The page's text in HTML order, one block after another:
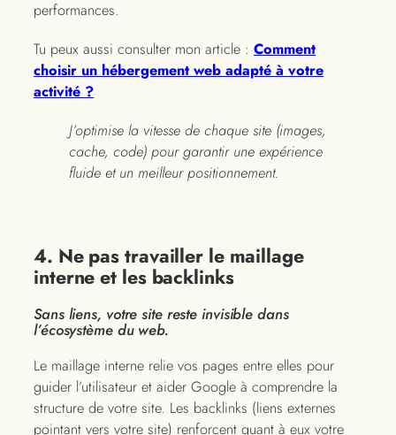
performances.
Tu peux aussi consulter mon article : Comment
choisir un hébergement web adapté à votre
activité ?
J’optimise la vitesse de chaque site (images,
cache, code) pour garantir une expérience
fluide et un meilleur positionnement.
4. Ne pas travailler le maillage
interne et les backlinks
Sans liens, votre site reste invisible dans
l’écosystème du web.
Le maillage interne relie vos pages entre elles pour
guider l’utilisateur et aider Google à comprendre la
structure de votre site. Les backlinks (liens externes
pointant vers votre site) renforcent quant à eux votre